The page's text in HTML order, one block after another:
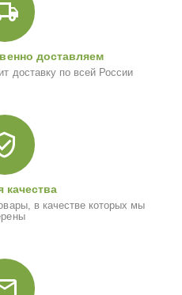
доставляем
доставку по всей России
качества
в качестве которых мы